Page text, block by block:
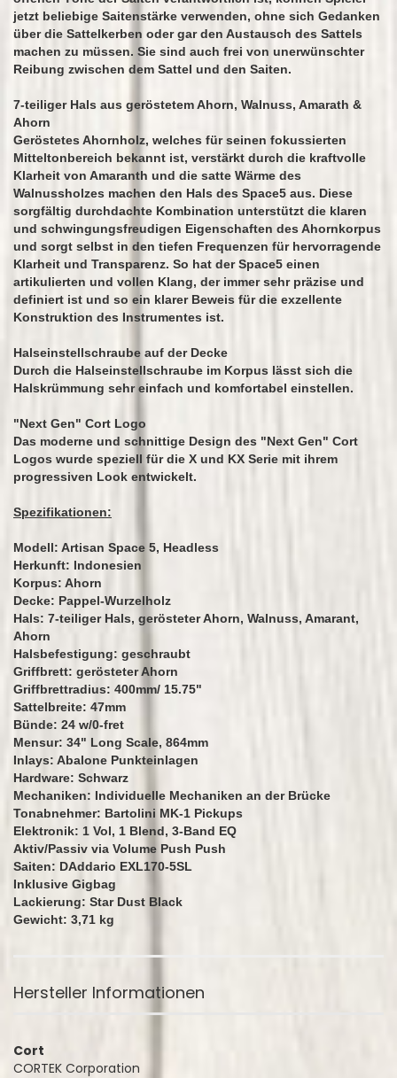
jetzt beliebige Saitenstärke verwenden, ohne sich Gedanken
über die Sattelkerben oder gar den Austausch des Sattels
machen zu müssen. Sie sind auch frei von unerwünschter
Reibung zwischen dem Sattel und den Saiten.
7-teiliger Hals aus geröstetem Ahorn, Walnuss, Amarath &
Ahorn
Geröstetes Ahornholz, welches für seinen fokussierten
Mitteltonbereich bekannt ist, verstärkt durch die kraftvolle
Klarheit von Amaranth und die satte Wärme des
Walnussholzes machen den Hals des Space5 aus. Diese
sorgfältig durchdachte Kombination unterstützt die klaren
und schwingungsfreudigen Eigenschaften des Ahornkorpus
und sorgt selbst in den tiefen Frequenzen für hervorragende
Klarheit und Transparenz. So hat der Space5 einen
artikulierten und vollen Klang, der immer sehr präzise und
definiert ist und so ein klarer Beweis für die exzellente
Konstruktion des Instrumentes ist.
Halseinstellschraube auf der Decke
Durch die Halseinstellschraube im Korpus lässt sich die
Halskrümmung sehr einfach und komfortabel einstellen.
"Next Gen" Cort Logo
Das moderne und schnittige Design des "Next Gen" Cort
Logos wurde speziell für die X und KX Serie mit ihrem
progressiven Look entwickelt.
Spezifikationen:
Modell: Artisan Space 5, Headless
Herkunft: Indonesien
Korpus: Ahorn
Decke: Pappel-Wurzelholz
Hals: 7-teiliger Hals, gerösteter Ahorn, Walnuss, Amarant,
Ahorn
Halsbefestigung: geschraubt
Griffbrett: gerösteter Ahorn
Griffbrettradius: 400mm/ 15.75"
Sattelbreite: 47mm
Bünde: 24 w/0-fret
Mensur: 34" Long Scale, 864mm
Inlays: Abalone Punkteinlagen
Hardware: Schwarz
Mechaniken: Individuelle Mechaniken an der Brücke
Tonabnehmer: Bartolini MK-1 Pickups
Elektronik: 1 Vol, 1 Blend, 3-Band EQ
Aktiv/Passiv via Volume Push Push
Saiten: DAddario EXL170-5SL
Inklusive Gigbag
Lackierung: Star Dust Black
Gewicht: 3,71 kg
Hersteller Informationen
Cort
CORTEK Corporation